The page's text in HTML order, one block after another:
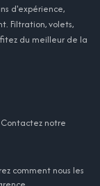
d'expérience,
Filtration, volets,
du meilleur de la
notre
comment nous les